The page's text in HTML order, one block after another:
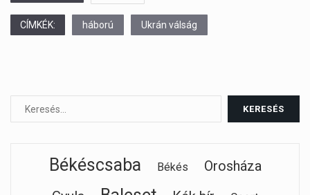
CÍMKÉK: háború Ukrán válság
Békéscsaba Békés
Orosháza